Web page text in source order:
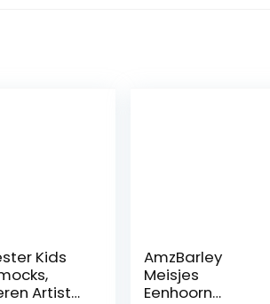
Kids
Artist
AmzBarley
Meisjes
Eenhoorn